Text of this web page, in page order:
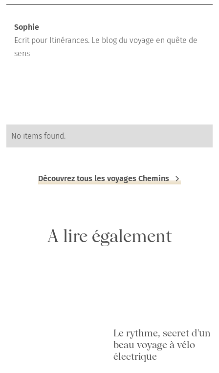
Sophie
Ecrit pour Itinérances. Le blog du voyage en quête de
sens
No items found.
Découvrez tous les voyages Chemins
A lire également
Le rythme, secret d'un
beau voyage à vélo
électrique